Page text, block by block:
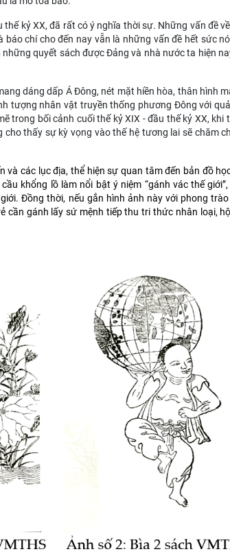
kỷ XX, đã rất có ý nghĩa thời sự. Những vấn đề
chí cho đến nay vẫn là những vấn đề hết sức
quyết sách được Đảng và nhà nước ta hiện
dáng dấp Á Đông, nét mặt hiền hòa, thân hình
tượng nhân vật truyền thống phương Đông với
trong bối cảnh cuối thế kỷ XIX - đầu thế kỷ XX, khi
thấy sự kỳ vọng vào thế hệ tương lai sẽ chăm
và các lục địa, thể hiện sự quan tâm đến bản đồ
khổng lồ làm nổi bật ý niệm “gánh vác thế
Đồng thời, nếu gắn hình ảnh này với phong
cần gánh lấy sứ mệnh tiếp thu tri thức nhân loại,